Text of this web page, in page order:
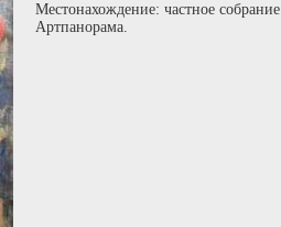
Местонахождение: частное собрание
Артпанорама.